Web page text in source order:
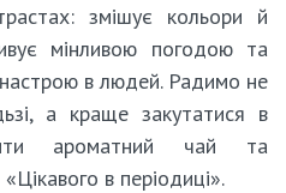
змішує кольори й
мінливою погодою та
в людей. Радимо не
а краще закутатися в
ароматний чай та
в періодиці».